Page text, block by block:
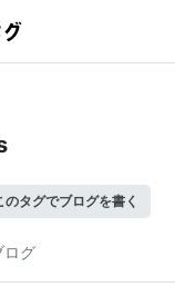
のタグでブログを書く
ログ